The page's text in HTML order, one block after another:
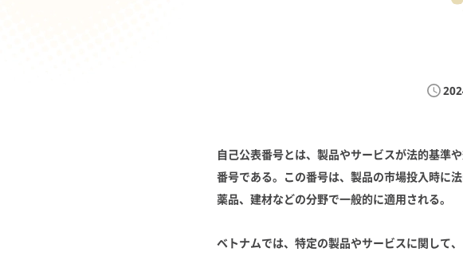
自己公表番号とは、製品やサービスが法的基準
番号である。この番号は、製品の市場投入時に
薬品、建材などの分野で一般的に適用される。
ベトナムでは、特定の製品やサービスに関して